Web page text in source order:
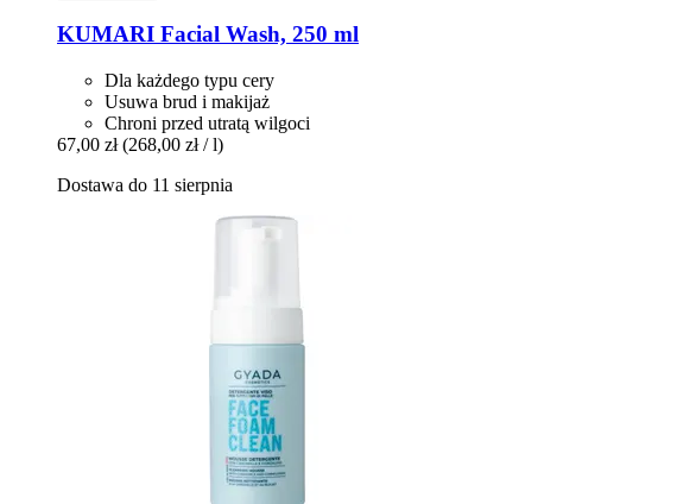
KUMARI Facial Wash, 250 ml
Dla każdego typu cery
Usuwa brud i makijaż
Chroni przed utratą wilgoci
67,00 zł (268,00 zł / l)
Dostawa do 11 sierpnia